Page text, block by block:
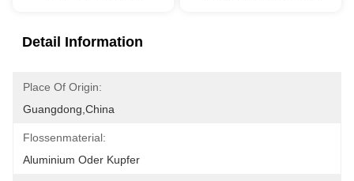
Detail Information
Place Of Origin:
Guangdong,China
Flossenmaterial:
Aluminium Oder Kupfer